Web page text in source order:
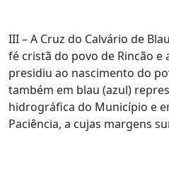
III – A Cruz do Calvário de
fé cristã do povo de Rincão e
presidiu ao nascimento do
também em blau (azul)
hidrográfica do Município e
Paciência, a cujas margens